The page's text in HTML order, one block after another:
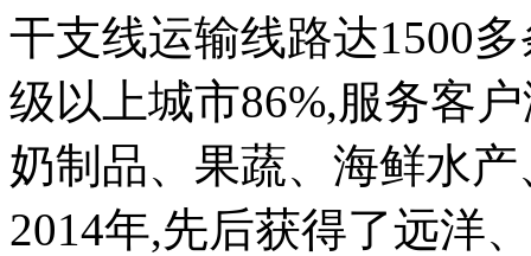
干支线运输线路达1500
级以上城市86%,服务客
奶制品、果蔬、海鲜水
2014年,先后获得了远洋